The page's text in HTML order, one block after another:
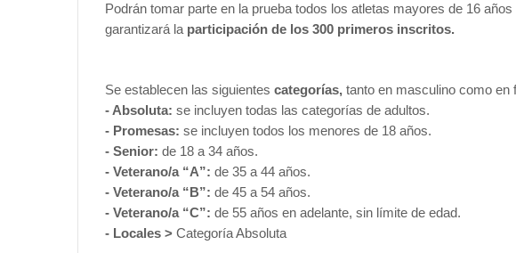
Podrán tomar parte en la prueba todos los atletas mayores de 16
garantizará la participación de los 300 primeros inscritos.
Se establecen las siguientes categorías, tanto en masculino como en
- Absoluta: se incluyen todas las categorías de adultos.
- Promesas: se incluyen todos los menores de 18 años.
- Senior: de 18 a 34 años.
- Veterano/a “A”: de 35 a 44 años.
- Veterano/a “B”: de 45 a 54 años.
- Veterano/a “C”: de 55 años en adelante, sin límite de edad.
- Locales > Categoría Absoluta